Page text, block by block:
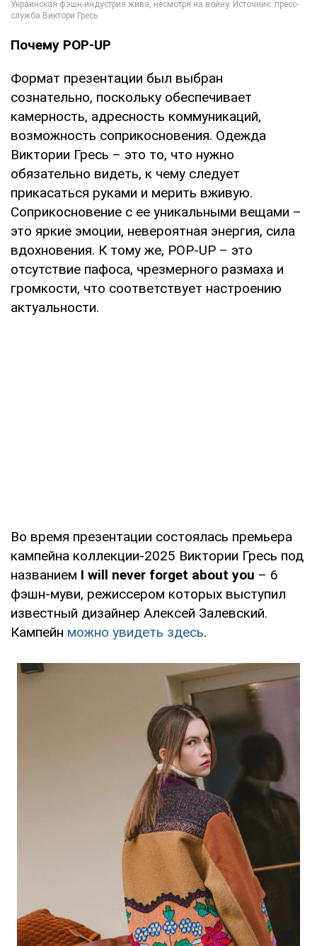
Почему POP-UP
Формат презентации был выбран
сознательно, поскольку обеспечивает
камерность, адресность коммуникаций,
возможность соприкосновения. Одежда
Виктории Гресь – это то, что нужно
обязательно видеть, к чему следует
прикасаться руками и мерить вживую.
Соприкосновение с ее уникальными вещами –
это яркие эмоции, невероятная энергия, сила
вдохновения. К тому же, POP-UP – это
отсутствие пафоса, чрезмерного размаха и
громкости, что соответствует настроению
актуальности.
Во время презентации состоялась премьера
кампейна коллекции-2025 Виктории Гресь под
названием I will never forget about you – 6
фэшн-муви, режиссером которых выступил
известный дизайнер Алексей Залевский.
Кампейн можно увидеть здесь.